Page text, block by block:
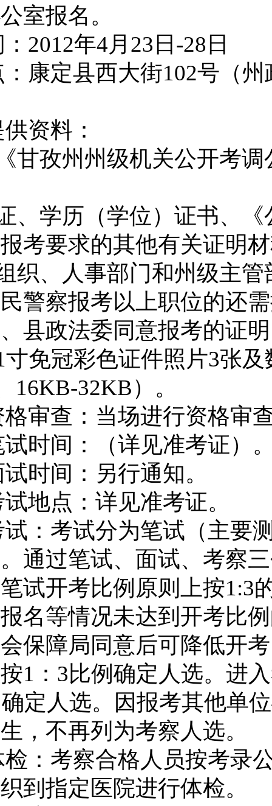
室报名。
2012年4月 23 日 -28 日
康定县西大街102号（州
资料：
甘孜州州级机关公开考调
、学历（学位）证书、《
考要求的其他有关证明
织、人事部门和州级主管
警察报考以上职位的还
县政法委同意报考的证
寸免冠彩色证件照片3张及
16KB-32KB）。
审查：当场进行资格审
时间：（详见准考证）
时间：另行通知。
地点：详见准考证。
：考试分为笔试（主要
通过笔试、面试、考察
试开考比例原则上按1:3
名等情况未达到开考比
保障局同意后可降低开
1 ： 3比例确定人选。进
定人选。因报考其他单
，不再列为考察人选。
：考察合格人员按考录
到指定医院进行体检。